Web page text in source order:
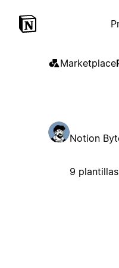
Marketplace
Notion
9 plantillas